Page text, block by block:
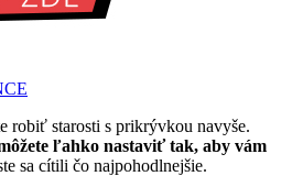
robiť starosti s prikrývkou navyše.
ľahko nastaviť tak, aby vám
sa cítili čo najpohodlnejšie.